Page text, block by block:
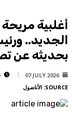
أغلبية
الجديد..
بحديثه عن
07 JULY 2026
SOURCE: الأناضول